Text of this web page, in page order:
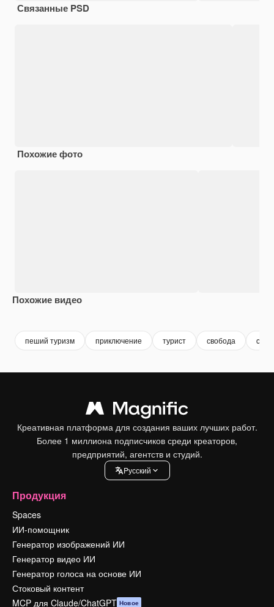
Связанные PSD
Похожие фото
Похожие видео
пеший туризм приключение турист свобода
Креативная платформа для создания ваших лучших работ.
Более 1 миллиона подписчиков среди креаторов,
предприятий, агентств и студий.
Pусский
Продукция
Spaces
ИИ-помощник
Генератор изображений ИИ
Генератор видео ИИ
Генератор голоса на основе ИИ
Стоковый контент
MCP для Claude/ChatGPT Новое